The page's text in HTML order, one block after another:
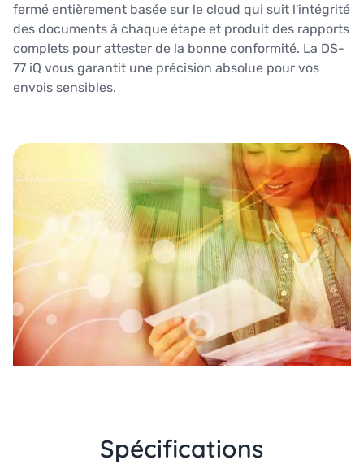
fermé entièrement basée sur le cloud qui suit l'intégrité
des documents à chaque étape et produit des rapports
complets pour attester de la bonne conformité. La DS-
77 iQ vous garantit une précision absolue pour vos
envois sensibles.
Spécifications